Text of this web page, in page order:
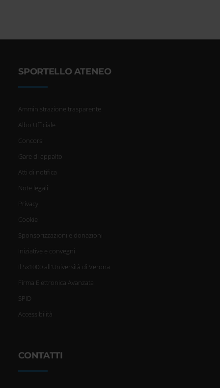
SPORTELLO ATENEO
Amministrazione trasparente
Albo Ufficiale
Concorsi
Gare di appalto
Atti di notifica
Note legali
Privacy
Cookie
Sponsorizzazioni e donazioni
Iniziative e convegni
Il 5x1000 all'Università di Verona
Firma Elettronica Avanzata
SPID
Accessibilità
CONTATTI